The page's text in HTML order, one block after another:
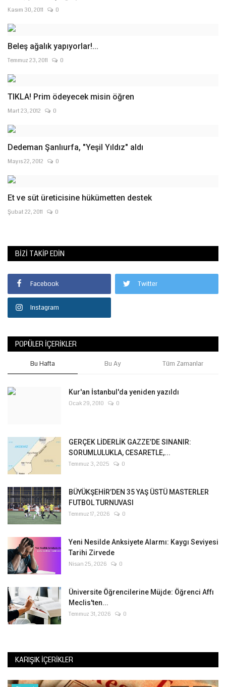
Kasım 30, 2011 0
Beleş ağalık yapıyorlar!...
Temmuz 23, 2011 0
TIKLA! Prim ödeyecek misin öğren
Mart 23, 2012 0
Dedeman Şanlıurfa, "Yeşil Yıldız" aldı
Mayıs 22, 2012 0
Et ve süt üreticisine hükümetten destek
Şubat 22, 2011 0
BIZI TAKIP EDIN
Facebook Twitter
Instagram
POPÜLER İÇERIKLER
Bu Hafta Bu Ay Tüm Zamanlar
Kur'an İstanbul'da yeniden yazıldı
Ocak 29, 2010 0
GERÇEK LİDERLİK GAZZE’DE SINANIR:
SORUMLULUKLA, CESARETLE,...
Temmuz 3, 2025 0
BÜYÜKŞEHİR’DEN 35 YAŞ ÜSTÜ MASTERLER
FUTBOL TURNUVASI
Temmuz 17, 2026 0
Yeni Nesilde Anksiyete Alarmı: Kaygı Seviyesi
Tarihi Zirvede
Nisan 25, 2026 0
Üniversite Öğrencilerine Müjde: Öğrenci Affı
Meclis'ten...
Temmuz 31, 2026 0
KARIŞIK İÇERIKLER